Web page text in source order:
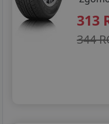
313
344